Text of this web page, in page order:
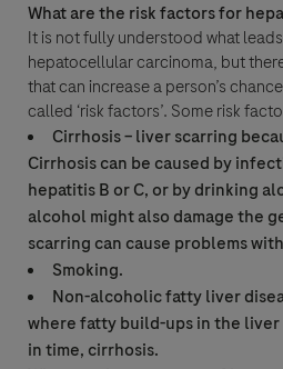
What are the risk factors for
It is not fully understood what
hepatocellular carcinoma, but
that can increase a person’s
called ‘risk factors’. Some risk
Cirrhosis – liver scarring
Cirrhosis can be caused by
hepatitis B or C, or by drinking
alcohol might also damage the
scarring can cause problems
Smoking.
Non-alcoholic fatty liver
where fatty build-ups in the liver
in time, cirrhosis.
informations.
Cette plateforme n'a pas pour objet de
à la pharmacovigilance : pour ce faire,
mentions légales de la plateforme :
https://www.roche.fr/mentions-
Cependant, si l'un de vos commentaires
survenu lors de l'administration d'un
particulière, Roche a l'obligation légale de
cela, Roche devra effectuer un
conformément à la législation en vigueur
matière de traitement de données à
des fins de gestion des vigilances
traitées que dans ce but. Pour toute
traitement de vos données personnelles,
dédiée : vosdonnées.roche.fr